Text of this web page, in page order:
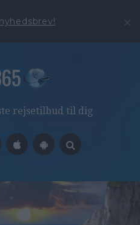
rejsetilbud til dig